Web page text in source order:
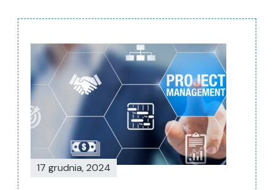
Nawigacja
wpisu
17 grudnia, 2024